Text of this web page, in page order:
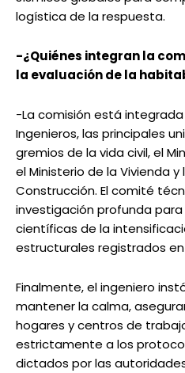
logística de la respuesta.
-¿Quiénes integran la
la evaluación de la
-La comisión está
Ingenieros, las principales
gremios de la vida civil, el
el Ministerio de la Vivienda
Construcción. El comité
investigación profunda
científicas de la
estructurales registrados
Finalmente, el ingeniero
mantener la calma,
hogares y centros de
estrictamente a los
dictados por las